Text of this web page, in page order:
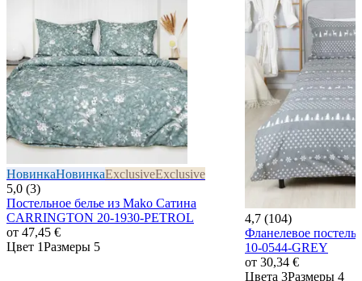
НовинкаНовинкаExclusiveExclusive
5,0 (3)
Постельное белье из Mako Сатина
CARRINGTON 20-1930-PETROL
от 47,45 €
Цвет 1Размеры 5
4,7 (104)
Фланелевое
10-0544-GREY
от 30,34 €
Цвета 3Размеры 4